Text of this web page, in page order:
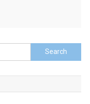
Search
for: